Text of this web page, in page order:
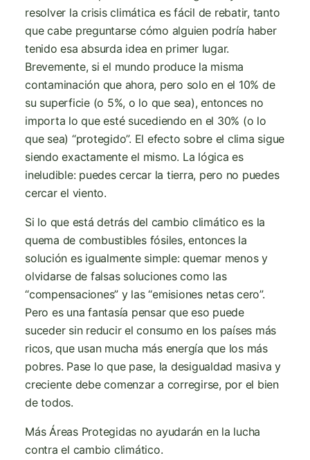
resolver la crisis climática es fácil de rebatir, tanto
que cabe preguntarse cómo alguien podría haber
tenido esa absurda idea en primer lugar.
Brevemente, si el mundo produce la misma
contaminación que ahora, pero solo en el 10% de
su superficie (o 5%, o lo que sea), entonces no
importa lo que esté sucediendo en el 30% (o lo
que sea) “protegido”. El efecto sobre el clima sigue
siendo exactamente el mismo. La lógica es
ineludible: puedes cercar la tierra, pero no puedes
cercar el viento.
Si lo que está detrás del cambio climático es la
quema de combustibles fósiles, entonces la
solución es igualmente simple: quemar menos y
olvidarse de falsas soluciones como las
“compensaciones” y las “emisiones netas cero”.
Pero es una fantasía pensar que eso puede
suceder sin reducir el consumo en los países más
ricos, que usan mucha más energía que los más
pobres. Pase lo que pase, la desigualdad masiva y
creciente debe comenzar a corregirse, por el bien
de todos.
Más Áreas Protegidas no ayudarán en la lucha
contra el cambio climático.